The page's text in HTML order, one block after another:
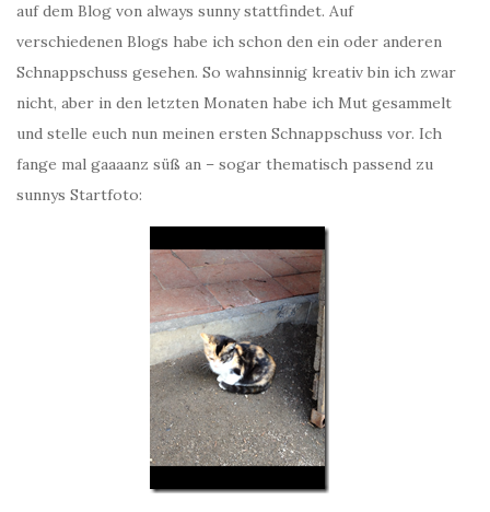
auf dem Blog von always sunny stattfindet. Auf
verschiedenen Blogs habe ich schon den ein oder anderen
Schnappschuss gesehen. So wahnsinnig kreativ bin ich zwar
nicht, aber in den letzten Monaten habe ich Mut gesammelt
und stelle euch nun meinen ersten Schnappschuss vor. Ich
fange mal gaaaanz süß an – sogar thematisch passend zu
sunnys Startfoto: